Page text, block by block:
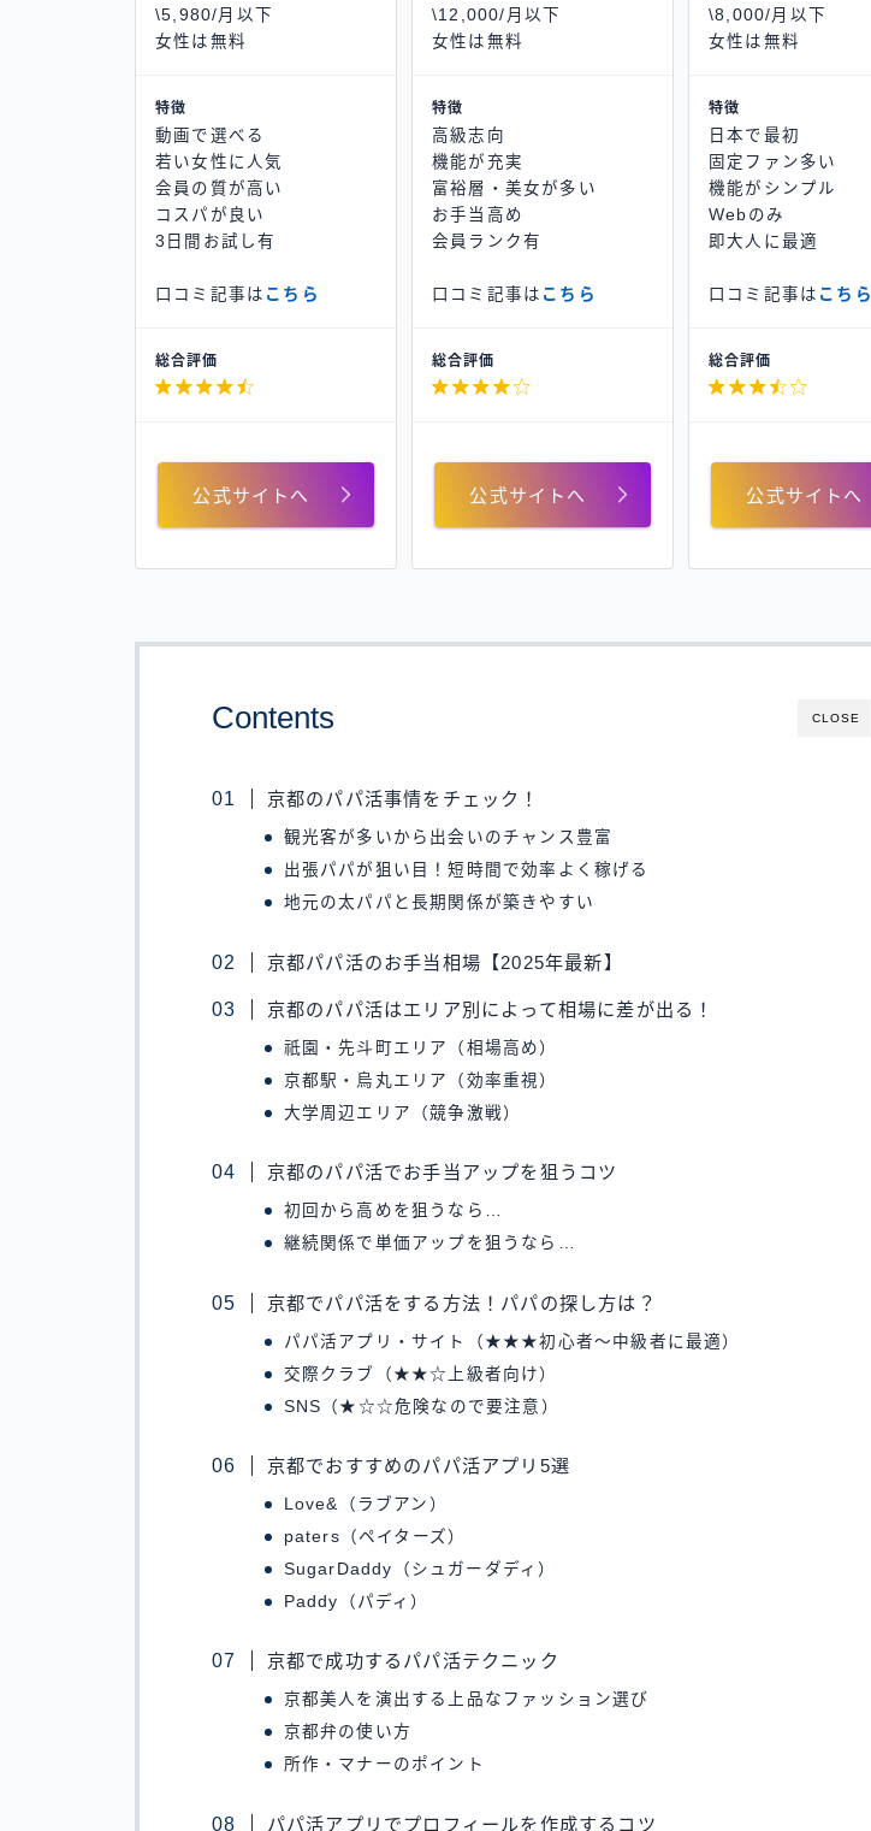
\5,980/月以下
女性は無料
特徴
動画で選べる
若い女性に人気
会員の質が高い
コスパが良い
3日間お試し有
口コミ記事は こちら
総合評価

公式サイトへ
\12,000/月以下
女性は無料
特徴
高級志向
機能が充実
富裕層・美女が多い
お手当高め
会員ランク有
口コミ記事は こちら
総合評価

公式サイトへ
\8,000/月以下
女性は無料
特徴
日本で最初
固定ファン多い
機能がシンプル
Webのみ
即大人に最適
口コミ記事は こちら
総合評価

公式サイトへ
CLOSE
Contents
京都のパパ活事情をチェック！
観光客が多いから出会いのチャンス豊富
出張パパが狙い目！短時間で効率よく稼げる
地元の太パパと長期関係が築きやすい
京都パパ活のお手当相場【2025年最新】
京都のパパ活はエリア別によって相場に差が出る！
祇園・先斗町エリア（相場高め）
京都駅・烏丸エリア（効率重視）
大学周辺エリア（競争激戦）
京都のパパ活でお手当アップを狙うコツ
初回から高めを狙うなら…
継続関係で単価アップを狙うなら…
京都でパパ活をする方法！パパの探し方は？
パパ活アプリ・サイト（★★★初心者〜中級者に最適）
交際クラブ（★★☆上級者向け）
SNS（★☆☆危険なので要注意）
京都でおすすめのパパ活アプリ5選
Love&（ラブアン）
paters（ペイターズ）
SugarDaddy（シュガーダディ）
Paddy（パディ）
京都で成功するパパ活テクニック
京都美人を演出する上品なファッション選び
京都弁の使い方
所作・マナーのポイント
パパ活アプリでプロフィールを作成するコツ